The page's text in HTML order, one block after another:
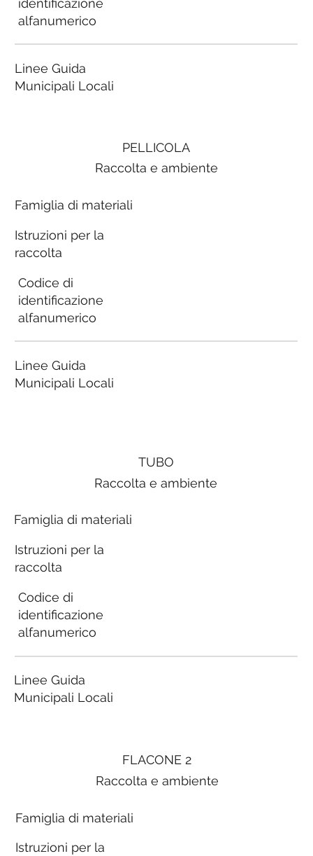
PELLICOLA
Raccolta e ambiente
Famiglia di materiali
Istruzioni per la
raccolta
Codice di
identificazione
alfanumerico
Linee Guida
Municipali Locali
FLACONE 2
Raccolta e ambiente
Famiglia di materiali
Istruzioni per la
alfanumerico
Linee Guida
Municipali Locali
TUBO
Raccolta e ambiente
Famiglia di materiali
Istruzioni per la
raccolta
Codice di
identificazione
alfanumerico
Linee Guida
Municipali Locali